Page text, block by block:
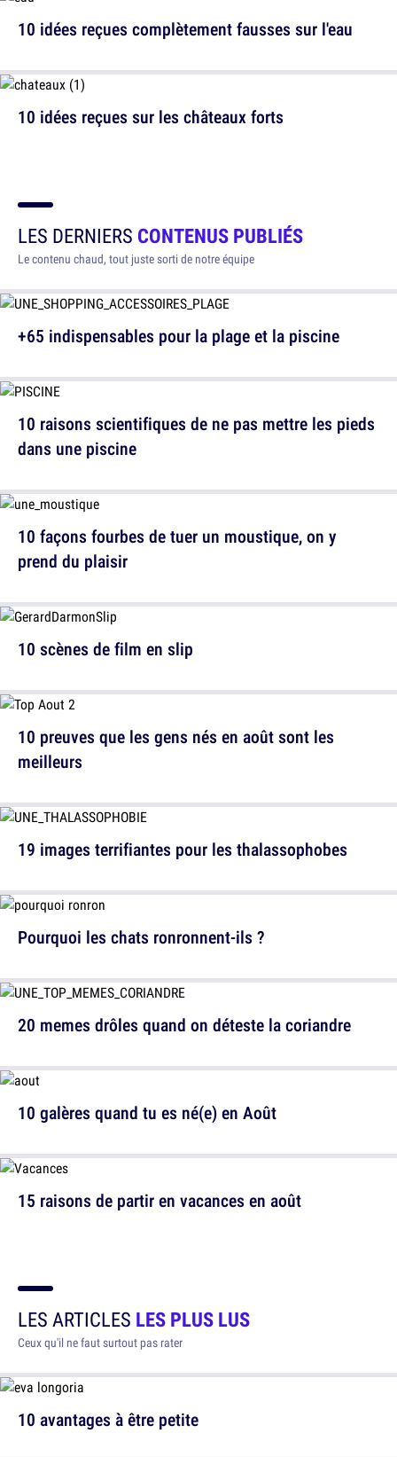
10 idées reçues sur les châteaux forts
10 idées reçues complètement fausses sur l'eau
LES DERNIERS CONTENUS PUBLIÉS
Le contenu chaud, tout juste sorti de notre équipe
+65 indispensables pour la plage et la piscine
10 façons fourbes de tuer un moustique, on y
prend du plaisir
10 preuves que les gens nés en août sont les
meilleurs
Pourquoi les chats ronronnent-ils ?
10 galères quand tu es né(e) en Août
10 raisons scientifiques de ne pas mettre les pieds
dans une piscine
10 scènes de film en slip
19 images terrifiantes pour les thalassophobes
20 memes drôles quand on déteste la coriandre
15 raisons de partir en vacances en août
LES ARTICLES LES PLUS LUS
Ceux qu'il ne faut surtout pas rater
10 avantages à être petite